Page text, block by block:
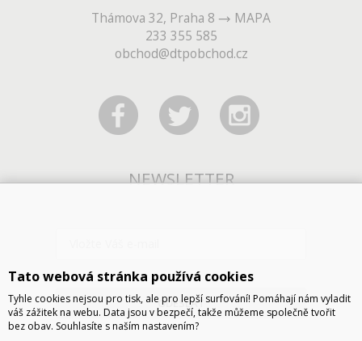
Thámova 32, Praha 8
MAPA
233 355 585
obchod@dtpobchod.cz
NEWSLETTER
ODESLAT
Tato webová stránka používá cookies
Tyhle cookies nejsou pro tisk, ale pro lepší surfování! Pomáhají nám vyladit
váš zážitek na webu. Data jsou v bezpečí, takže můžeme společně tvořit
bez obav. Souhlasíte s naším nastavením?